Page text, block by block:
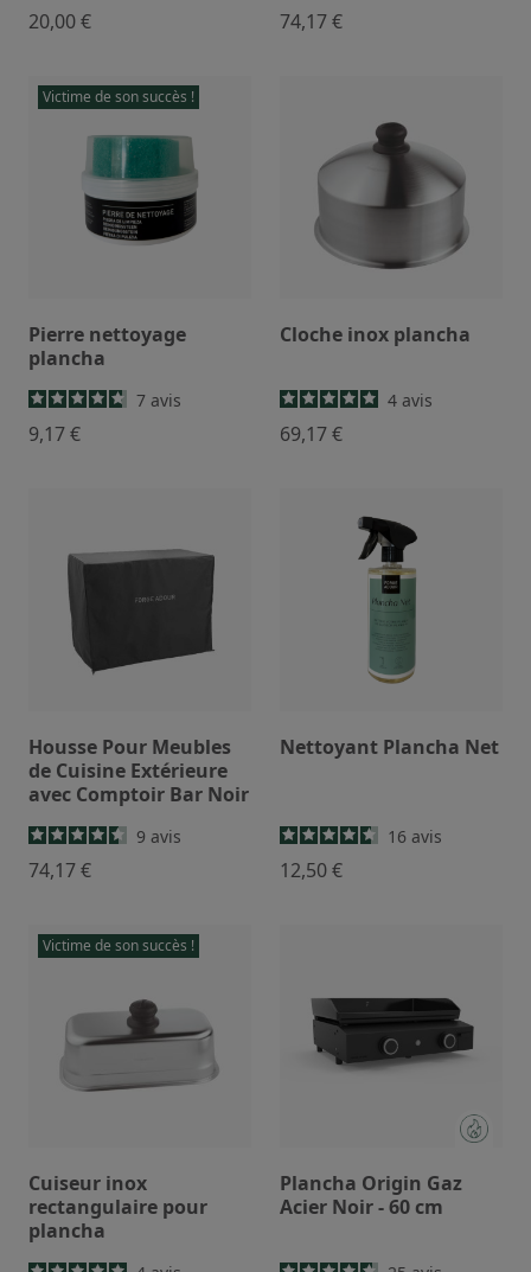
20,00 € 74,17 €
Victime de son succès !
Pierre nettoyage
plancha
7 avis
9,17 €
Cloche inox plancha
4 avis
69,17 €
Housse Pour Meubles
de Cuisine Extérieure
avec Comptoir Bar Noir
9 avis
74,17 €
Nettoyant Plancha Net
16 avis
12,50 €
Victime de son succès !
Cuiseur inox
rectangulaire pour
plancha
Plancha Origin Gaz
Acier Noir - 60 cm